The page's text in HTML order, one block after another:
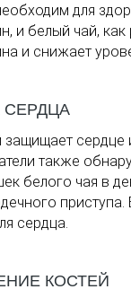
для
и белый чай,
и снижает
защищает сердце
также
белого чая в
сердца.
КОСТЕЙ